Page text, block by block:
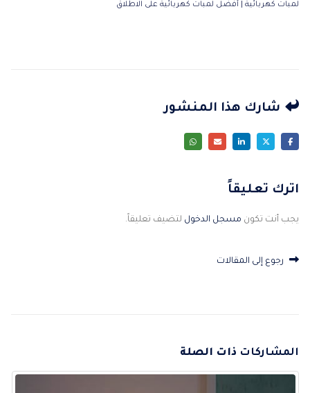
لمبات كهربائية | أفضل لمبات كهربائية على الاطلاق
شارك هذا المنشور
اترك تعليقاً
يجب أنت تكون مسجل الدخول لتضيف تعليقاً.
رجوع إلى المقالات
المشاركات ذات الصلة